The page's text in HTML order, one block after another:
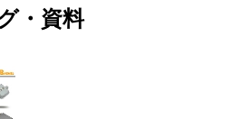
・資料